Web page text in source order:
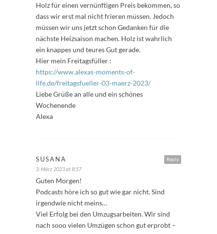
Holz für einen vernünftigen Preis bekommen, so
dass wir erst mal nicht frieren müssen. Jedoch
müssen wir uns jetzt schon Gedanken für die
nächste Heizsaison machen. Holz ist wahrlich
ein knappes und teures Gut gerade.
Hier mein Freitagsfüller :
https://www.alexas-moments-of-
life.de/freitagsfueller-03-maerz-2023/
Liebe Grüße an alle und ein schönes
Wochenende
Alexa
Reply
SUSANA
3. März 2023 at 8:57
Guten Morgen!
Podcasts höre ich so gut wie gar nicht. Sind
irgendwie nicht meins…
Viel Erfolg bei den Umzugsarbeiten. Wir sind
nach sooo vielen Umzügen schon gut erprobt –